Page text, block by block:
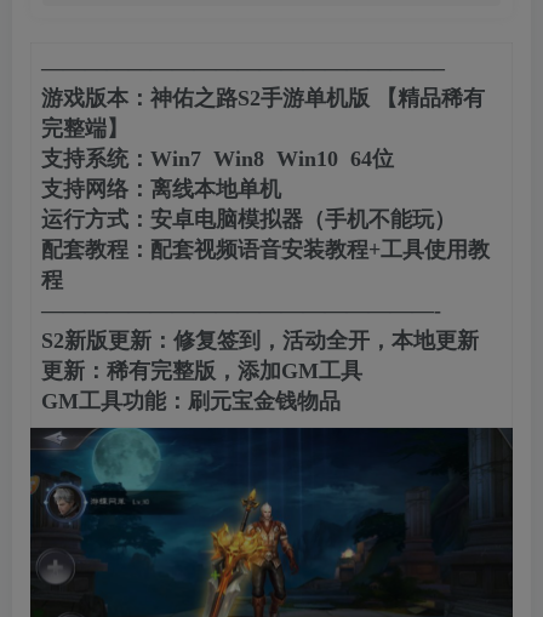
——————————————————–
游戏版本：神佑之路S2手游单机版 【精品稀有
完整端】
支持系统：Win7 Win8 Win10 64位
支持网络：离线本地单机
运行方式：安卓电脑模拟器（手机不能玩）
配套教程：配套视频语音安装教程+工具使用教
程
——————————————————-
S2新版更新：修复签到，活动全开，本地更新
更新：稀有完整版，添加GM工具
GM工具功能：刷元宝金钱物品